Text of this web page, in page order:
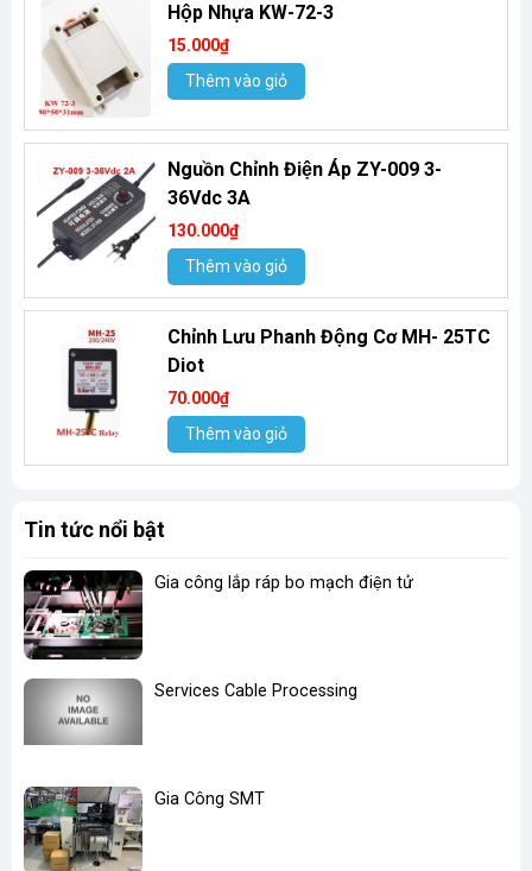
Hộp Nhựa KW-72-3
15.000₫
Thêm vào giỏ
Nguồn Chỉnh Điện Áp ZY-009 3-
36Vdc 3A
130.000₫
Thêm vào giỏ
Chỉnh Lưu Phanh Động Cơ MH- 25TC
Diot
70.000₫
Thêm vào giỏ
Tin tức nổi bật
Gia công lắp ráp bo mạch điện tử
Services Cable Processing
Gia Công SMT